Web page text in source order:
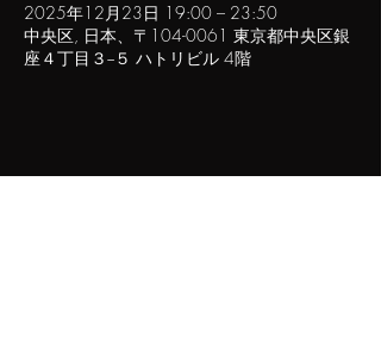
2025年12月23日 19:00 – 23:50
中央区, 日本、〒104-0061 東京都中央区銀
座４丁目３−５ ハトリビル 4階